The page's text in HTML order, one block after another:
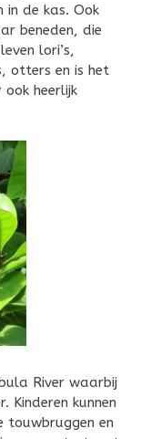
de kas. Ook
beneden, die
lori’s,
otters en is het
heerlijk
River waarbij
Kinderen kunnen
touwbruggen en